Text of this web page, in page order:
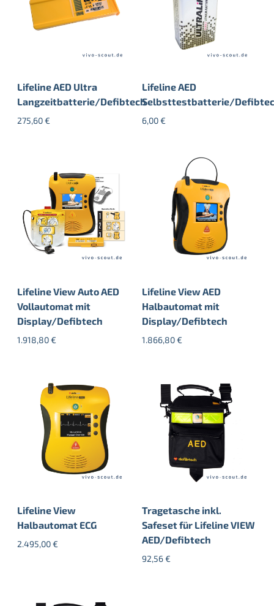
Lifeline AED Ultra
Langzeitbatterie/Defibtech
275,60€
Lifeline AED
Selbsttestbatterie/
6,00€
Lifeline View Auto AED
Vollautomat mit
Display/Defibtech
1.918,80€
Lifeline View AED
Halbautomat mit
Display/Defibtech
1.866,80€
Lifeline View
Halbautomat ECG
2.495,00€
Tragetasche inkl.
Safeset für Lifeline VIEW
AED/Defibtech
92,56€